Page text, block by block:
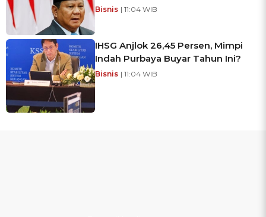
Bisnis | 11:04 WIB
IHSG Anjlok 26,45 Persen, Mimpi
Indah Purbaya Buyar Tahun Ini?
Bisnis | 11:04 WIB